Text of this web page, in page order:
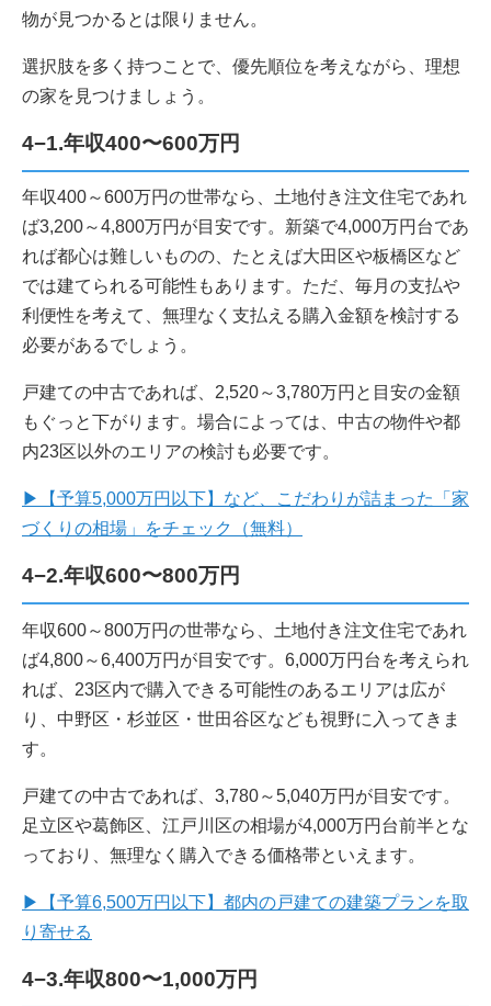
物が見つかるとは限りません。
選択肢を多く持つことで、優先順位を考えながら、理想
の家を見つけましょう。
4−1.年収400〜600万円
年収400～600万円の世帯なら、土地付き注文住宅であれ
ば3,200～4,800万円が目安です。新築で4,000万円台であ
れば都心は難しいものの、たとえば大田区や板橋区など
では建てられる可能性もあります。ただ、毎月の支払や
利便性を考えて、無理なく支払える購入金額を検討する
必要があるでしょう。
戸建ての中古であれば、2,520～3,780万円と目安の金額
もぐっと下がります。場合によっては、中古の物件や都
内23区以外のエリアの検討も必要です。
▶【予算5,000万円以下】など、こだわりが詰まった「家
づくりの相場」をチェック（無料）
4−2.年収600〜800万円
年収600～800万円の世帯なら、土地付き注文住宅であれ
ば4,800～6,400万円が目安です。6,000万円台を考えられ
れば、23区内で購入できる可能性のあるエリアは広が
り、中野区・杉並区・世田谷区なども視野に入ってきま
す。
戸建ての中古であれば、3,780～5,040万円が目安です。
足立区や葛飾区、江戸川区の相場が4,000万円台前半とな
っており、無理なく購入できる価格帯といえます。
▶【予算6,500万円以下】都内の戸建ての建築プランを取
り寄せる
4−3.年収800〜1,000万円